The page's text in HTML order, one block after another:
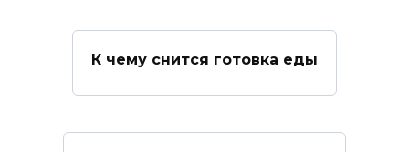
К чему снится готовка еды